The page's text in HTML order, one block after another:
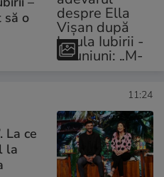
să o
11:24
La ce
la